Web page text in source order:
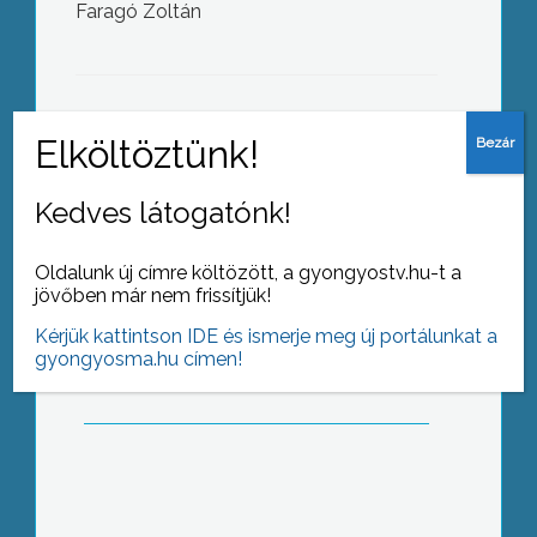
Faragó Zoltán
AZ AKTUÁLIS NAPI HÍREI
Nincs vérhiány a régióban, most is
Magyarország 2002 óta az
saját régiójában, s ehhez nincs köze a
polgári irányzatnak
Kedves látogatónk!
Oldalunk új címre költözött, a gyongyostv.hu-t a
jövőben már nem frissítjük!
Kérjük kattintson IDE és ismerje meg új portálunkat a
gyongyosma.hu címen!